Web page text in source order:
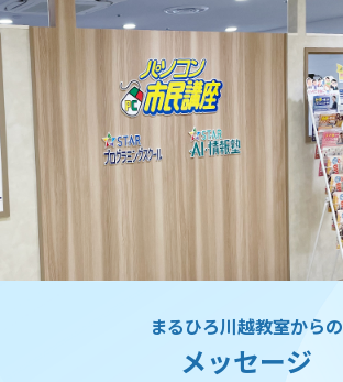
まるひろ川越教室からの
メッセージ